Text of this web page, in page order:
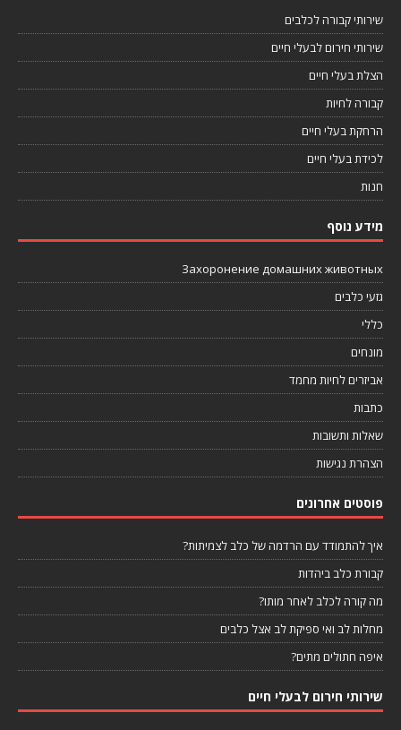
שירותי קבורה לכלבים
שירותי חירום לבעלי חיים
הצלת בעלי חיים
קבורה לחיות
הרחקת בעלי חיים
לכידת בעלי חיים
חנות
מידע נוסף
Захоронение домашних животных
גזעי כלבים
כללי
מונחים
אביזרים לחיות מחמד
כתבות
שאלות ותשובות
הצהרת נגישות
פוסטים אחרונים
איך להתמודד עם הרדמה של כלב לצמיתות?
קבורת כלב ביהדות
מה קורה לכלב לאחר מותו?
מחלות לב ואי ספיקת לב אצל כלבים
איפה חתולים מתים?
שירותי חירום לבעלי חיים